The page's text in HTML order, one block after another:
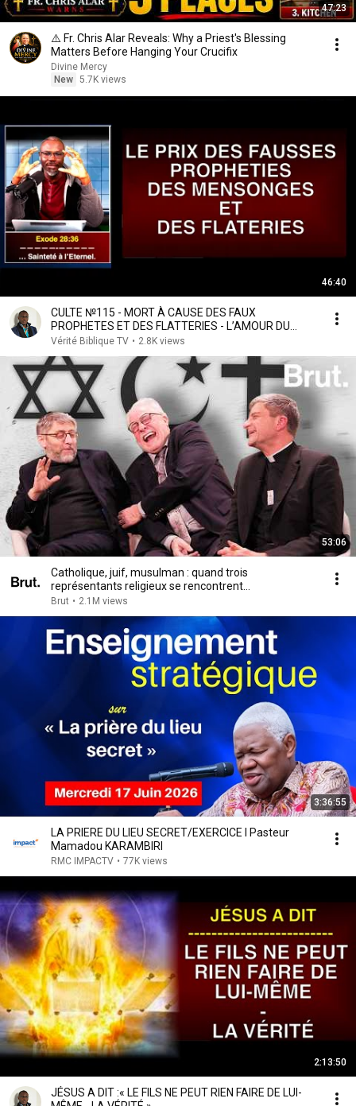
47:23
⚠️ Fr. Chris Alar Reveals: Why a Priest's Blessing
Matters Before Hanging Your Crucifix
Divine Mercy
New 5.7K views
46:40
CULTE №115 - MORT À CAUSE DES FAUX
PROPHETES ET DES FLATTERIES - L’AMOUR DU
MENSONGE
Vérité Biblique TV • 2.8K views
53:06
Catholique, juif, musulman : quand trois
représentants religieux se rencontrent…
Brut • 2.1M views
3:36:55
LA PRIERE DU LIEU SECRET/EXERCICE I Pasteur
Mamadou KARAMBIRI
RMC IMPACTV • 77K views
2:13:50
JÉSUS A DIT :« LE FILS NE PEUT RIEN FAIRE DE LUI-